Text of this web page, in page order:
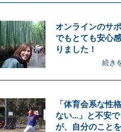
オンラインのサ
でもとても安心
りました！
続き
「体育会系な性
ない…」と不安で
が、自分のこと